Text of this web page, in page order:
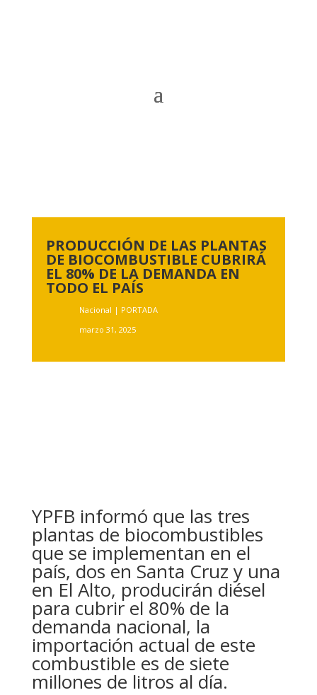
PRODUCCIÓN DE LAS PLANTAS
DE BIOCOMBUSTIBLE CUBRIRÁ
EL 80% DE LA DEMANDA EN
TODO EL PAÍS
Nacional | PORTADA
marzo 31, 2025
YPFB informó que las tres
plantas de biocombustibles
que se implementan en el
país, dos en Santa Cruz y una
en El Alto, producirán diésel
para cubrir el 80% de la
demanda nacional, la
importación actual de este
combustible es de siete
millones de litros al día.